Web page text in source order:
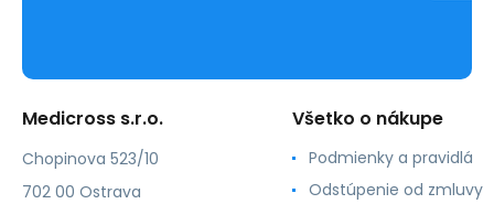
Medicross s.r.o.
Chopinova 523/10
702 00 Ostrava
Všetko o nákupe
Podmienky a pravidlá
Odstúpenie od zmluvy